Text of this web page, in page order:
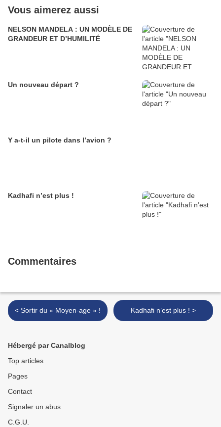
Vous aimerez aussi
NELSON MANDELA : UN MODÈLE DE
GRANDEUR ET D’HUMILITÉ
Un nouveau départ ?
Y a-t-il un pilote dans l’avion ?
Kadhafi n’est plus !
Commentaires
< Sortir du « Moyen-age » ! Kadhafi n’est plus ! >
Hébergé par Canalblog
Top articles
Pages
Contact
Signaler un abus
C.G.U.